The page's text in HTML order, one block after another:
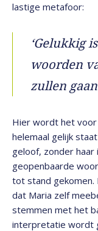
lastige metafoor:
‘Gelukkig
woorden
zullen
Hier wordt het voor
helemaal gelijk
geloof, zonder
geopenbaarde
tot stand
dat Maria zelf
stemmen met het
interpretatie wordt